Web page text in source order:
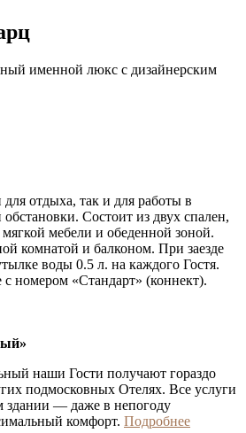
именной люкс с дизайнерским
отдыха, так и для работы в
Состоит из двух спален,
мебели и обеденной зоной.
комнатой и балконом. При заезде
воды 0.5 л. на каждого Гостя.
номером «Стандарт» (коннект).
наши Гости получают гораздо
подмосковных Отелях. Все услуги
здании — даже в непогоду
комфорт. Подробнее